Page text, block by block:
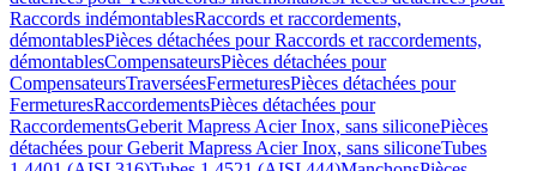
Raccords indémontablesRaccords et raccordements,
démontablesPièces détachées pour Raccords et raccordements,
démontablesCompensateursPièces détachées pour
CompensateursTraverséesFermeturesPièces détachées pour
FermeturesRaccordementsPièces détachées pour
RaccordementsGeberit Mapress Acier Inox, sans siliconePièces
détachées pour Geberit Mapress Acier Inox, sans siliconeTubes